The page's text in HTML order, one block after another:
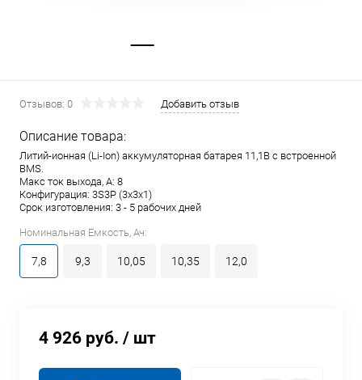
Отзывов: 0 Добавить отзыв
Описание товара:
Литий-ионная (Li-Ion) аккумуляторная батарея 11,1В с встроенной
BMS.
Макс ток выхода, А: 8
Конфигурация: 3S3P (3x3x1)
Срок изготовления: 3 - 5 рабочих дней
Номинальная Емкость, Ач:
7,8 9,3 10,05 10,35 12,0
4 926 руб. / шт